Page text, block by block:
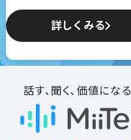
詳しくみる
話す、聞く、価値になる